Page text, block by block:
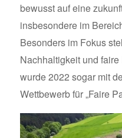
bewusst auf eine
insbesondere im
Besonders im Fokus
Nachhaltigkeit und
wurde 2022 sogar mit
Wettbewerb für „Faire